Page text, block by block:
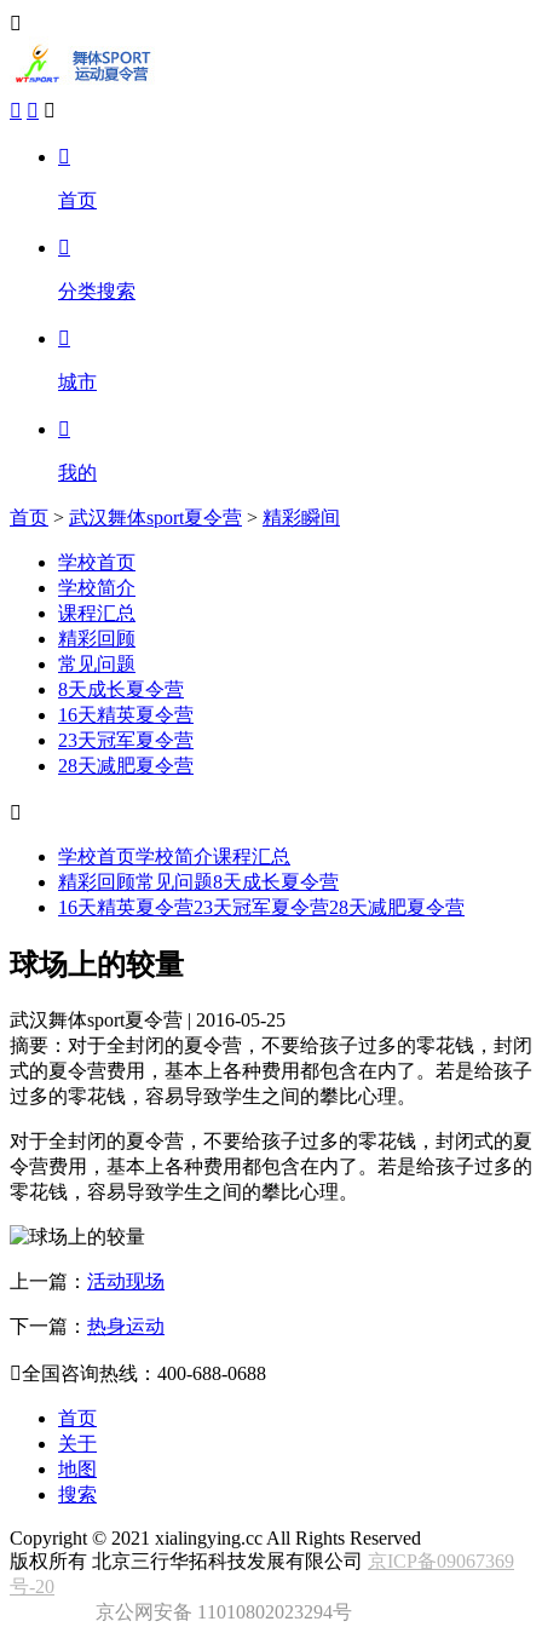

  

首页

分类搜索

城市

我的
首页 > 武汉舞体sport夏令营 > 精彩瞬间
学校首页
学校简介
课程汇总
精彩回顾
常见问题
8天成长夏令营
16天精英夏令营
23天冠军夏令营
28天减肥夏令营

学校首页学校简介课程汇总
精彩回顾常见问题8天成长夏令营
16天精英夏令营23天冠军夏令营28天减肥夏令营
球场上的较量
武汉舞体sport夏令营 | 2016-05-25
摘要： 对于全封闭的夏令营，不要给孩子过多的零花钱，封闭
式的夏令营费用，基本上各种费用都包含在内了。若是给孩子
过多的零花钱，容易导致学生之间的攀比心理。
对于全封闭的夏令营，不要给孩子过多的零花钱，封闭式的夏
令营费用，基本上各种费用都包含在内了。若是给孩子过多的
零花钱，容易导致学生之间的攀比心理。
上一篇： 活动现场
下一篇： 热身运动
全国咨询热线：400-688-0688
首页
关于
地图
搜索
Copyright © 2021 xialingying.cc All Rights Reserved
版权所有 北京三行华拓科技发展有限公司 京ICP备09067369
号-20
京公网安备 11010802023294号